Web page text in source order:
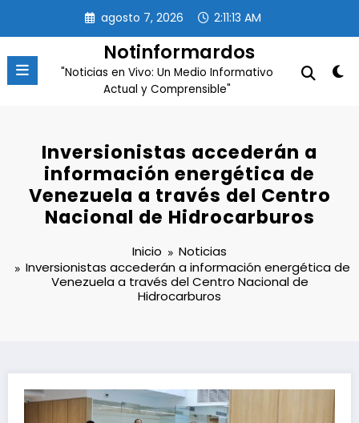
contenido
agosto 7, 2026 2:11:13 AM
Notinformardos
"Noticias en Vivo: Un Medio Informativo
Actual y Comprensible"
Inversionistas accederán a
información energética de
Venezuela a través del Centro
Nacional de Hidrocarburos
Inicio
Noticias
Inversionistas accederán a información energética de
Venezuela a través del Centro Nacional de
Hidrocarburos